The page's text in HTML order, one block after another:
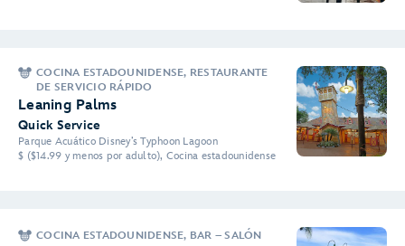
COCINA ESTADOUNIDENSE, RESTAURANTE
DE SERVICIO RÁPIDO
Leaning Palms
Quick Service
Parque Acuático Disney’s Typhoon Lagoon
$ ($14.99 y menos por adulto), Cocina estadounidense
COCINA ESTADOUNIDENSE, BAR – SALÓN